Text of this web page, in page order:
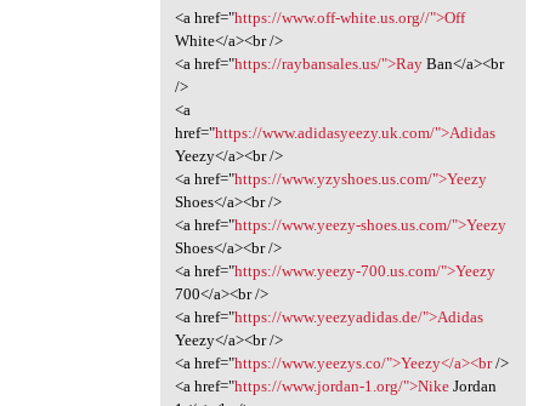
<a href="https://www.off-white.us.org//">Off
White</a><br />
<a href="https://raybansales.us/">RayBan</a><br
/>
<a
href="https://www.adidasyeezy.uk.com/">Adidas
Yeezy</a><br />
<a href="https://www.yzyshoes.us.com/">Yeezy
Shoes</a><br />
<a href="https://www.yeezy-shoes.us.com/">Yeezy
Shoes</a><br />
<a href="https://www.yeezy-700.us.com/">Yeezy
700</a><br />
<a href="https://www.yeezyadidas.de/">Adidas
Yeezy</a><br />
<a href="https://www.yeezys.co/">Yeezy</a><br/>
<a href="https://www.jordan-1.org/">NikeJordan